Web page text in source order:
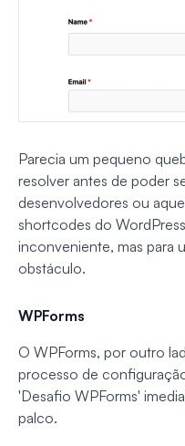
Parecia um pequeno
resolver antes de poder
desenvolvedores ou
shortcodes do
inconveniente, mas para
obstáculo.
WPForms
O WPForms, por outro
processo de
'Desafio WPForms'
palco.